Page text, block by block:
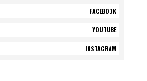
FACEBOOK
YOUTUBE
INSTAGRAM